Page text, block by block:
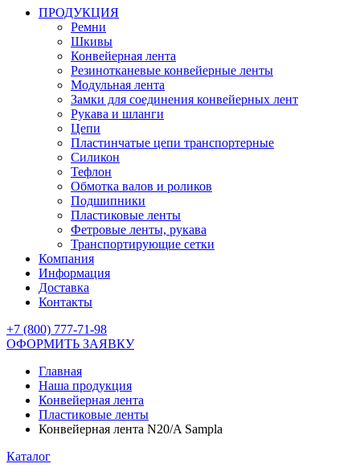
ПРОДУКЦИЯ
Ремни
Шкивы
Конвейерная лента
Резинотканевые конвейерные ленты
Модульная лента
Замки для соединения конвейерных лент
Рукава и шланги
Цепи
Пластинчатые цепи транспортерные
Силикон
Тефлон
Обмотка валов и роликов
Подшипники
Пластиковые ленты
Фетровые ленты, рукава
Транспортирующие сетки
Компания
Информация
Доставка
Контакты
+7 (800) 777-71-98
ОФОРМИТЬ ЗАЯВКУ
Главная
Наша продукция
Конвейерная лента
Пластиковые ленты
Конвейерная лента N20/A Sampla
Каталог